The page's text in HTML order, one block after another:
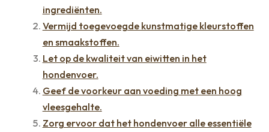
ingrediënten.
Vermijd toegevoegde kunstmatige kleurstoffen
en smaakstoffen.
Let op de kwaliteit van eiwitten in het
hondenvoer.
Geef de voorkeur aan voeding met een hoog
vleesgehalte.
Zorg ervoor dat het hondenvoer alle essentiële